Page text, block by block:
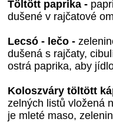
Töltött paprika -
dušené v rajčatové
Lecsó - lečo -
dušená s rajčaty,
ostrá paprika, aby
Koloszváry töltött
zelných listů vložená
je mleté maso,